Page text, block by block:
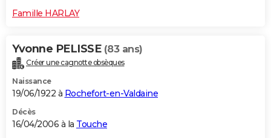
Famille HARLAY
Yvonne PELISSE (83 ans)
Créer une cagnotte obsèques
Naissance
19/06/1922 à Rochefort-en-Valdaine
Décès
16/04/2006 à la Touche